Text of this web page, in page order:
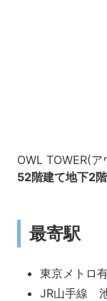
OWL TOWER(ア
52階建て地下2
最寄駅
東京メトロ
JR山手線